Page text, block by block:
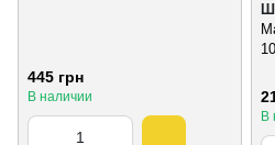
445 грн
В наличии
В